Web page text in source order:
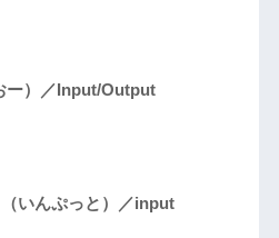
ー）／Input/Output
いんぷっと）／input